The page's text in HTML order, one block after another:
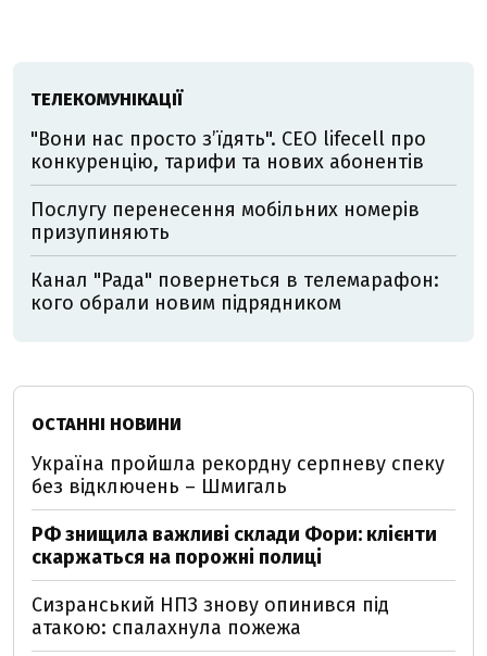
ТЕЛЕКОМУНІКАЦІЇ
"Вони нас просто з’їдять". CEO lifecell про
конкуренцію, тарифи та нових абонентів
Послугу перенесення мобільних номерів
призупиняють
Канал "Рада" повернеться в телемарафон:
кого обрали новим підрядником
ОСТАННІ НОВИНИ
Україна пройшла рекордну серпневу спеку
без відключень – Шмигаль
РФ знищила важливі склади Фори: клієнти
скаржаться на порожні полиці
Сизранський НПЗ знову опинився під
атакою: спалахнула пожежа